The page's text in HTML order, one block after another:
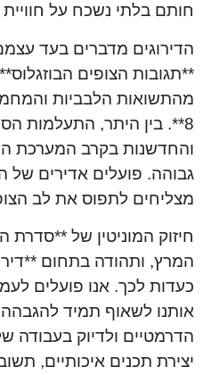
חותם בלתי נשכח על חוויית
הדירוגים מדברים בעד
**תגובות הצופים
8**. בין היתר, התעלמות
והחדשנות בקרב המערכת
גבוהה. פועלים אדירים של
מצליחים לתפוס את לב
חיזוק המוניטין של **סדרת
המרץ, ותהודה בתחום
כעדות לכך. אנו פועלים
אותנו לשאוף תמיד
הדרמטיים ולדיוק בעבודה
יצירת תכנים איכותיים,